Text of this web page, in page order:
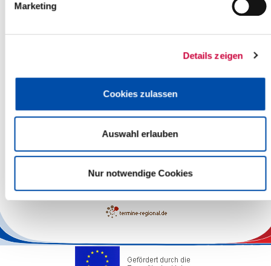
Marketing
Details zeigen
Cookies zulassen
Auswahl erlauben
Nur notwendige Cookies